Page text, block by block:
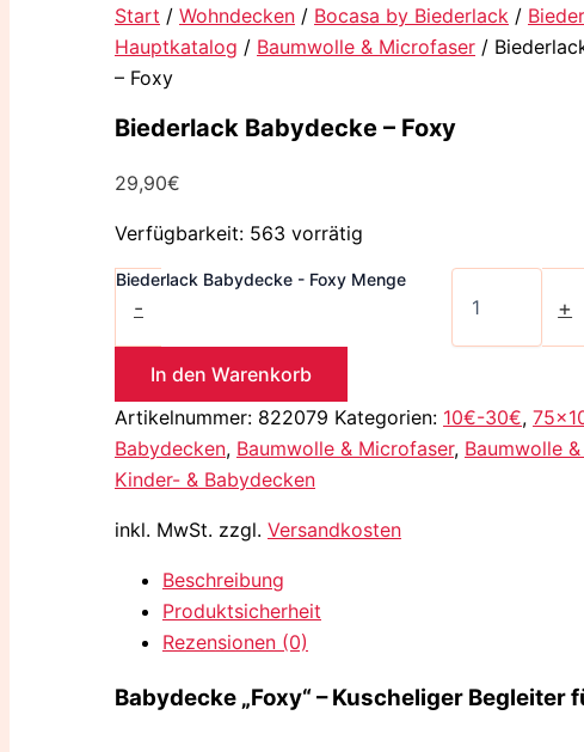
Start / Wohndecken / Bocasa by Biederlack /
Hauptkatalog / Baumwolle & Microfaser /
– Foxy
Biederlack Babydecke – Foxy
29,90€
Verfügbarkeit: 563 vorrätig
-
Biederlack Babydecke - Foxy Menge
+
In den Warenkorb
Artikelnummer: 822079 Kategorien: 10€-30€,
Babydecken, Baumwolle & Microfaser, Baumwolle
Kinder- & Babydecken
inkl. MwSt. zzgl. Versandkosten
Beschreibung
Produktsicherheit
Rezensionen (0)
Babydecke „Foxy“ – Kuscheliger Begleiter